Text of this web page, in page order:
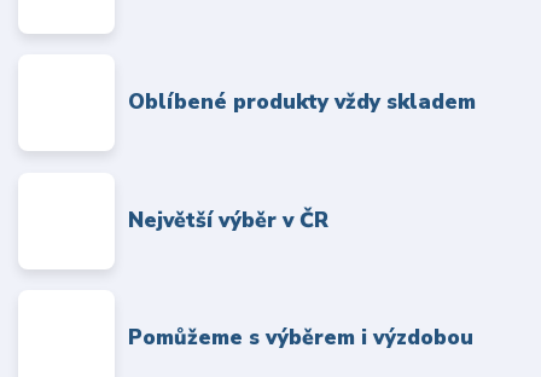
Oblíbené produkty vždy skladem
Největší výběr v ČR
Pomůžeme s výběrem i výzdobou